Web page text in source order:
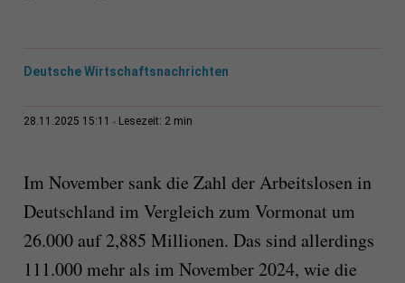
Deutsche Wirtschaftsnachrichten
28.11.2025 15:11 Lesezeit: 2 min
Im November sank die Zahl der Arbeitslosen in
Deutschland im Vergleich zum Vormonat um
26.000 auf 2,885 Millionen. Das sind allerdings
111.000 mehr als im November 2024, wie die